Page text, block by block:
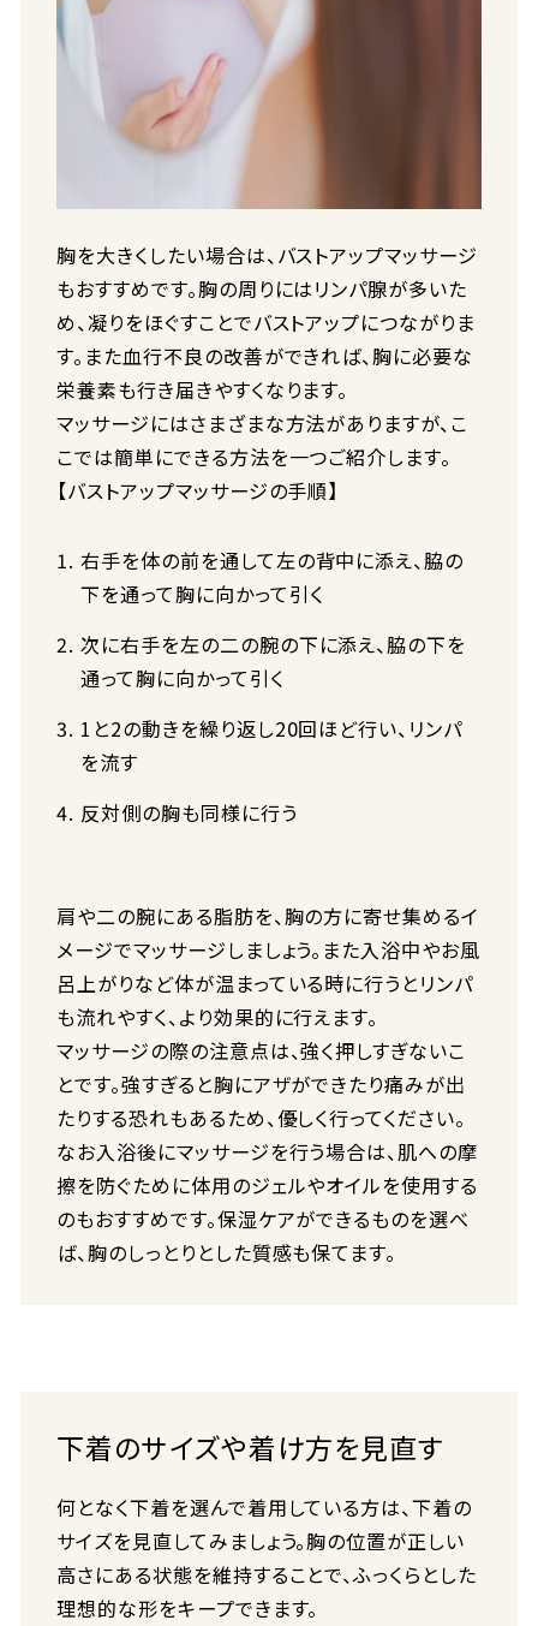
胸を大きくしたい場合は、バストアップマッサージ
もおすすめです。胸の周りにはリンパ腺が多いた
め、凝りをほぐすことでバストアップにつながりま
す。また血行不良の改善ができれば、胸に必要な
栄養素も行き届きやすくなります。
マッサージにはさまざまな方法がありますが、こ
こでは簡単にできる方法を一つご紹介します。
【バストアップマッサージの手順】
右手を体の前を通して左の背中に添え、脇の
下を通って胸に向かって引く
次に右手を左の二の腕の下に添え、脇の下を
通って胸に向かって引く
1と2の動きを繰り返し20回ほど行い、リンパ
を流す
反対側の胸も同様に行う
肩や二の腕にある脂肪を、胸の方に寄せ集めるイ
メージでマッサージしましょう。また入浴中やお風
呂上がりなど体が温まっている時に行うとリンパ
も流れやすく、より効果的に行えます。
マッサージの際の注意点は、強く押しすぎないこ
とです。強すぎると胸にアザができたり痛みが出
たりする恐れもあるため、優しく行ってください。
なお入浴後にマッサージを行う場合は、肌への摩
擦を防ぐために体用のジェルやオイルを使用する
のもおすすめです。保湿ケアができるものを選べ
ば、胸のしっとりとした質感も保てます。
下着のサイズや着け方を見直す
何となく下着を選んで着用している方は、下着の
サイズを見直してみましょう。胸の位置が正しい
高さにある状態を維持することで、ふっくらとした
理想的な形をキープできます。